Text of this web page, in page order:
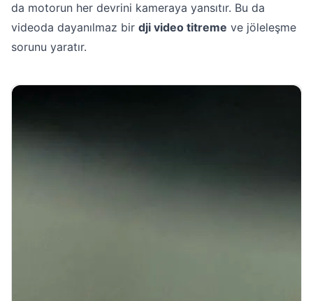
da motorun her devrini kameraya yansıtır. Bu da
videoda dayanılmaz bir dji video titreme ve jöleleşme
sorunu yaratır.